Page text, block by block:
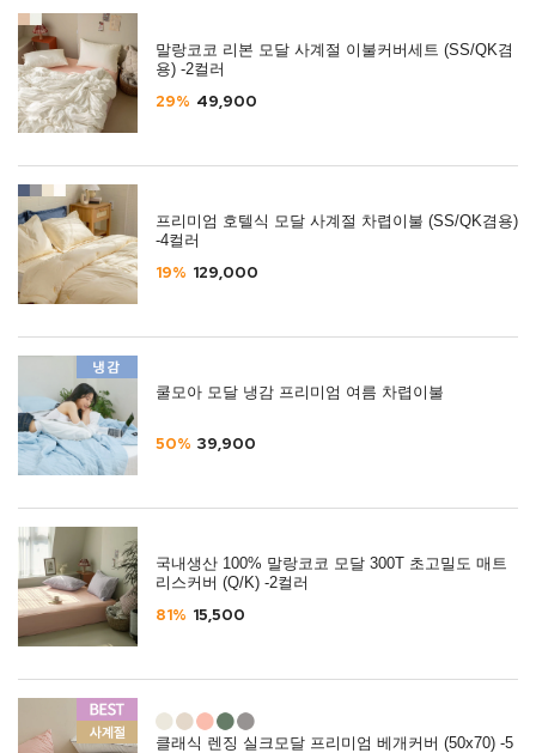
말랑코코 리본 모달 사계절 이불커버세트 (SS/QK겸
용) -2컬러
29% 49,900
프리미엄 호텔식 모달 사계절 차렵이불 (SS/QK겸용)
-4컬러
19% 129,000
쿨모아 모달 냉감 프리미엄 여름 차렵이불
50% 39,900
국내생산 100% 말랑코코 모달 300T 초고밀도 매트
리스커버 (Q/K) -2컬러
81% 15,500
클래식 렌징 실크모달 프리미엄 베개커버 (50x70) -5